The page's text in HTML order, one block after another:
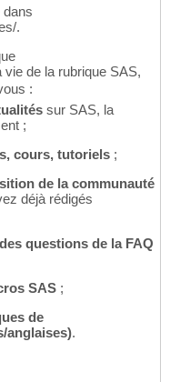
dans
.
de la rubrique SAS,
:
sur SAS, la
;
cours, tutoriels ;
de la communauté
déjà rédigés
questions de la FAQ
SAS ;
de
anglaises).